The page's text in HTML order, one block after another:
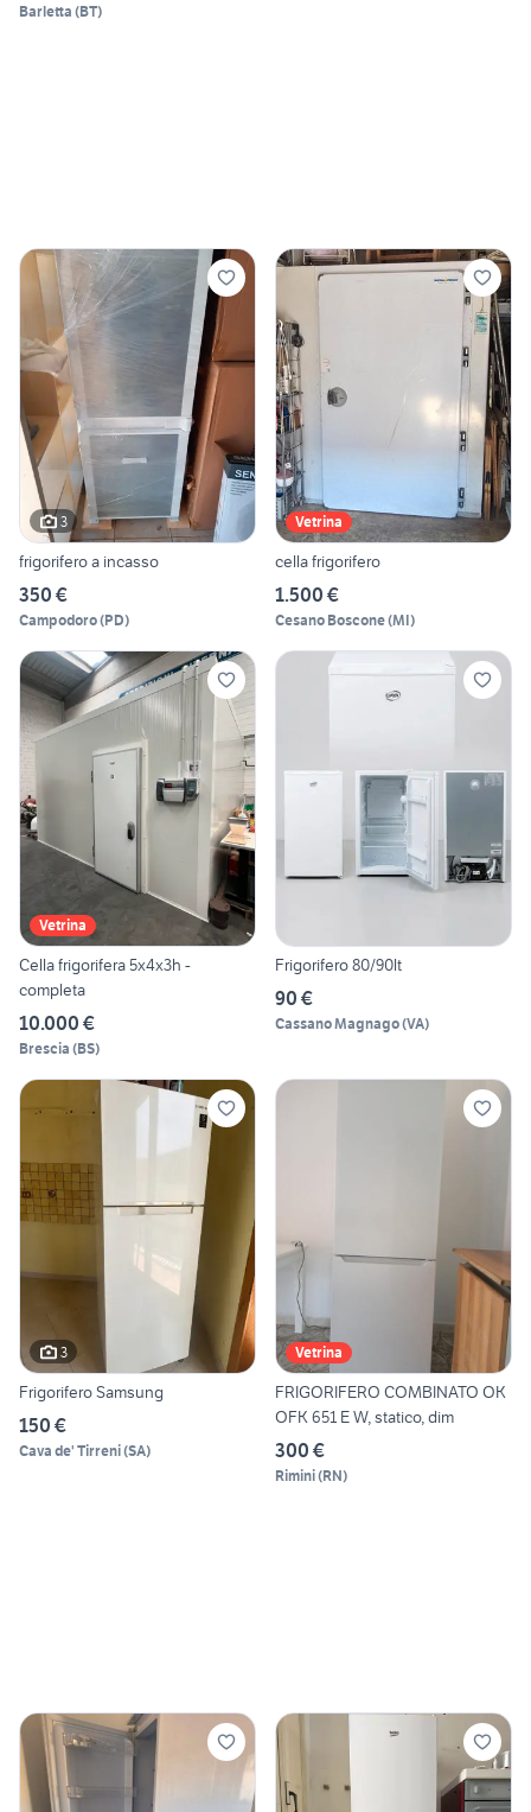
Barletta (BT)
3
frigorifero a incasso
350 €
Campodoro(PD)
Vetrina
cella frigorifero
1.500 €
Cesano Boscone(MI)
Vetrina
Cella frigorifera 5x4x3h -
completa
10.000 €
Brescia (BS)
Frigorifero 80/90lt
90 €
Cassano Magnago(VA)
3
Frigorifero Samsung
150 €
Cava de' Tirreni(SA)
Vetrina
FRIGORIFERO COMBINATO OK
OFK 651 E W, statico, dim
300 €
Rimini(RN)